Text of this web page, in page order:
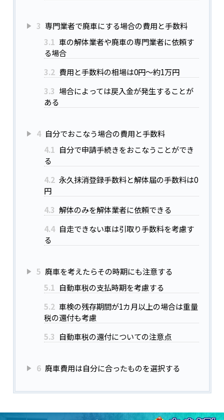
3 専門業者で廃車にする場合の費用と手数料
3.1 車の解体業者や廃車の専門業者に依頼す
る場合
3.2 費用と手数料の相場は0円～約1万円
3.3 場合によっては戻入金が発生することが
ある
4 自分でおこなう場合の費用と手数料
4.1 自分で申請手続きをおこなうことができ
る
4.2 永久抹消登録手数料と解体届の手数料は0
円
4.3 解体のみを解体業者に依頼できる
4.4 自走できない車は引取り手数料を考慮す
る
5 廃車を考えたらその時期にも注意する
5.1 自動車税の支払時期を考慮する
5.2 車検の残存期間が1カ月以上の場合は重量
税の還付も考慮
5.3 自動車税の還付についての注意点
6 廃車費用は自分に合ったものを選択する